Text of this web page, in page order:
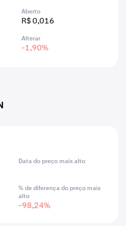
Aberto
R$ 0,016
Alterar
-1,90%
Data do preço mais alto
% de diferença do preço mais
alto
-98,24%